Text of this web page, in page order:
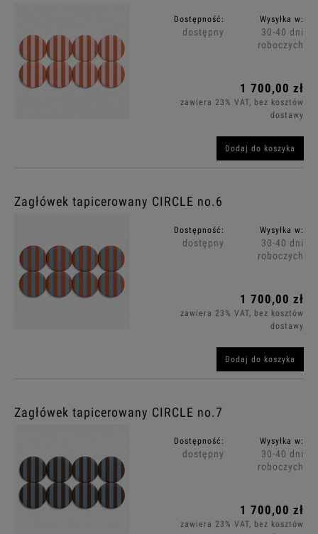
Dostępność:
dostępny
Wysyłka w:
30-40 dni
roboczych
1 700,00 zł
zawiera 23% VAT, bez kosztów
dostawy
Dodaj do koszyka
Zagłówek tapicerowany CIRCLE no.6
Dostępność:
dostępny
Wysyłka w:
30-40 dni
roboczych
1 700,00 zł
zawiera 23% VAT, bez kosztów
dostawy
Dodaj do koszyka
Zagłówek tapicerowany CIRCLE no.7
Dostępność:
dostępny
Wysyłka w:
30-40 dni
roboczych
1 700,00 zł
zawiera 23% VAT, bez kosztów